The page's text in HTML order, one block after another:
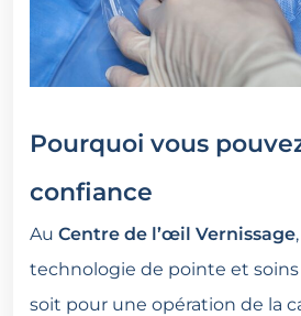
Pourquoi vous
confiance
Au Centre de l’œil Vernissage
technologie de pointe et soins
soit pour une opération de la